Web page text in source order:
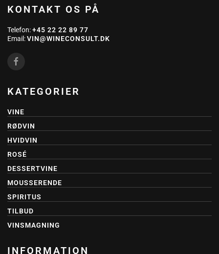
KONTAKT OS PÅ
Telefon:+45 22 22 89 77
Email:VIN@WINECONSULT.DK
KATEGORIER
VINE
RØDVIN
HVIDVIN
ROSÉ
DESSERTVINE
MOUSSERENDE
SPIRITUS
TILBUD
VINSMAGNING
INFORMATION